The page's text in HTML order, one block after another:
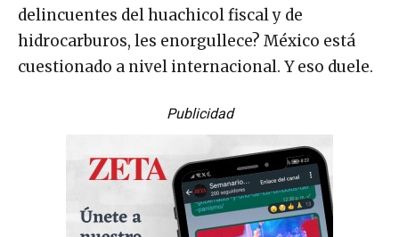
delincuentes del huachicol fiscal y de
hidrocarburos, les enorgullece? México está
cuestionado a nivel internacional. Y eso duele.
Publicidad